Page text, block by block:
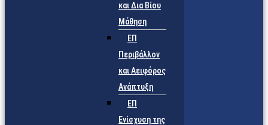
και Δια Βίου
Μάθηση
ΕΠ
Περιβάλλον
και Αειφόρος
Ανάπτυξη
ΕΠ
Ενίσχυση της